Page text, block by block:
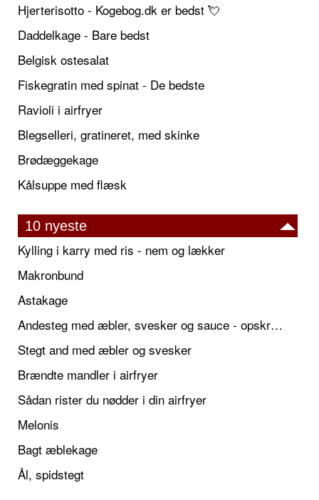
Hjerterisotto - Kogebog.dk er bedst 💘
Daddelkage - Bare bedst
Belgisk ostesalat
Fiskegratin med spinat - De bedste
Ravioli i airfryer
Blegselleri, gratineret, med skinke
Brødæggekage
Kålsuppe med flæsk
10 nyeste
Kylling i karry med ris - nem og lækker
Makronbund
Astakage
Andesteg med æbler, svesker og sauce - opskrift også til jul
Stegt and med æbler og svesker
Brændte mandler i airfryer
Sådan rister du nødder i din airfryer
Melonis
Bagt æblekage
Ål, spidstegt